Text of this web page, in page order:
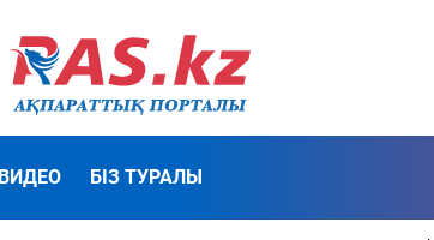
ВИДЕО БІЗ ТУРАЛЫ